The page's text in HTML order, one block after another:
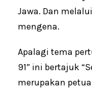
Jawa. Dan
mengena.
Apalagi tema
91” ini bertajuk
merupakan